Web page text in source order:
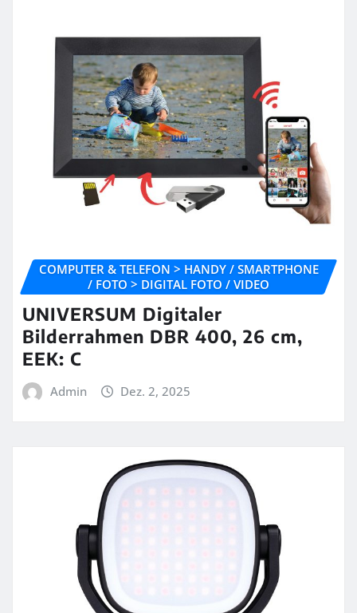
COMPUTER & TELEFON > HANDY / SMARTPHONE
/ FOTO > DIGITAL FOTO / VIDEO
UNIVERSUM Digitaler
Bilderrahmen DBR 400, 26 cm,
EEK: C
Admin Dez. 2, 2025